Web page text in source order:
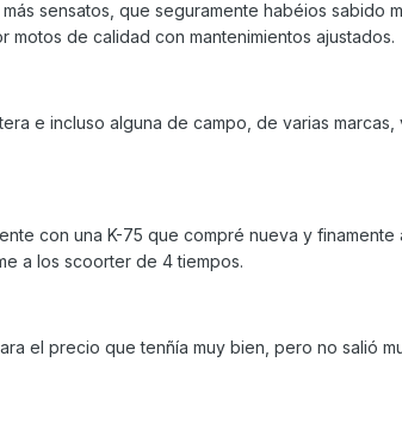
sensatos, que seguramente habéios sabido
de calidad con mantenimientos ajustados.
e incluso alguna de campo, de varias marcas,
con una K-75 que compré nueva y finamente
a los scoorter de 4 tiempos.
el precio que tenñía muy bien, pero no salió